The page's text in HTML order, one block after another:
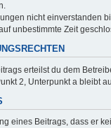
nicht einverstanden
unbestimmte Zeit
erteilst du dem
2, Unterpunkt a bleibt
eines Beitrags, dass er